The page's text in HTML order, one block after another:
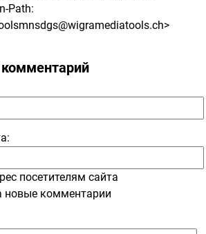
Path:
комментарий
посетителям сайта
новые комментарии